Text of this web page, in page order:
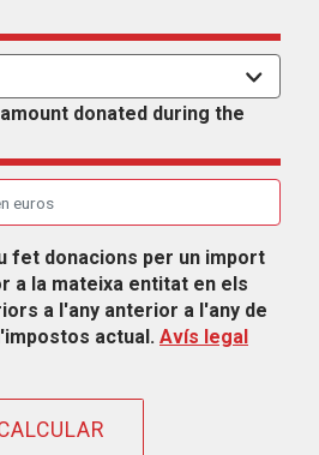
donated during the
fet donacions per un import
a la mateixa entitat en els
a l'any anterior a l'any de
actual. Simulador de
Avís legal